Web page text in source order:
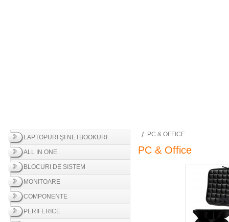
LAPTOPURI ŞI NETBOOKURI
ALL IN ONE
BLOCURI DE SISTEM
MONITOARE
COMPONENTE
PERIFERICE
PC & OFFICE
PC & Office